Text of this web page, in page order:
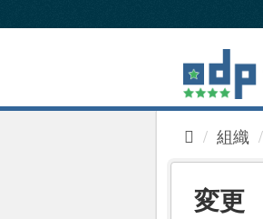
キ
組織
変更